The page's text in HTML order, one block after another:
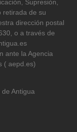
Supresión,
retirada de su
dirección postal
o a través de
ante la Agencia
( aepd.es)
Antigua